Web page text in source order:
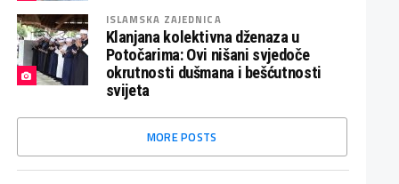
ISLAMSKA ZAJEDNICA
Klanjana kolektivna dženaza u
Potočarima: Ovi nišani svjedoče
okrutnosti dušmana i bešćutnosti
svijeta
MORE POSTS